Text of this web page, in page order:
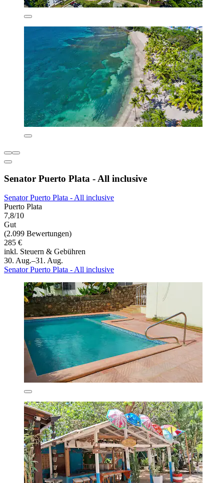
Senator Puerto Plata - All inclusive
Senator Puerto Plata - All inclusive
Puerto Plata
7,8/10
Gut
(2.099 Bewertungen)
285 €
inkl. Steuern & Gebühren
30. Aug.–31. Aug.
Senator Puerto Plata - All inclusive